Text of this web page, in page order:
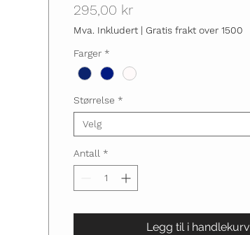
295,00 krPris
Mva. Inkludert | Gratis frakt over 1500
Farger *
Størrelse *
Velg
Antall *
Legg til i handlekurv